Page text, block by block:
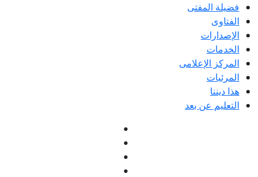
فضيلة المفتى
الفتاوى
الإصدارات
الخدمات
المركز الإعلامى
المرئيات
هذا ديننا
التعليم عن بعد